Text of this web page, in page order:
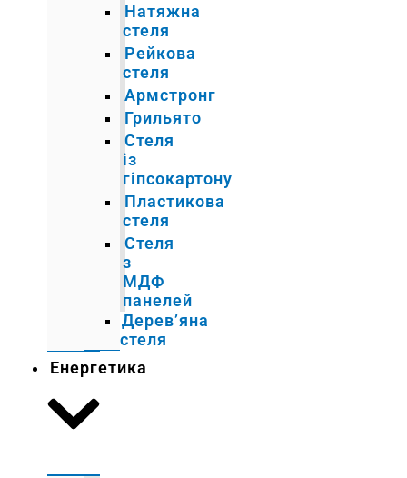
Натяжна
стеля
Рейкова
стеля
Армстронг
Грильято
Стеля
із
гіпсокартону
Пластикова
стеля
Стеля
з
МДФ
панелей
Дерев’яна
стеля
Енергетика